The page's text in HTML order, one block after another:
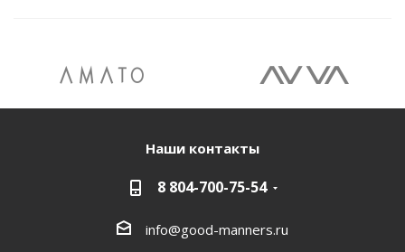
Наши контакты
8 804-700-75-54
info@good-manners.ru